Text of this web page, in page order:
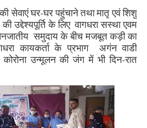
सेवाएं घर-घर पहुंचाने तथा मातृ एवं शिशु
उद्देश्यपूर्ति के लिए वागधरा सस्था एवम
समुदाय के बीच मजबूत कड़ी का
कायकर्ता के प्रभाग
अगंन वाडी
कोरोना उन्मूलन की जंग में भी दिन-रात